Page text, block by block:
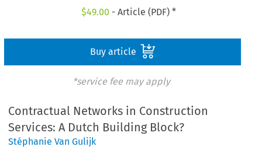
$49.00 - Article (PDF) *
Buy article
*service fee may apply
Contractual Networks in Construction
Services: A Dutch Building Block?
Stéphanie Van Gulijk